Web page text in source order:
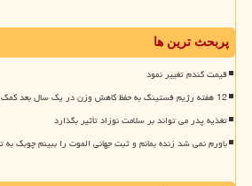
پربحث ترین ها
قیمت گندم تغییر نمود
12 هفته رژیم فستینگ به حفظ کاهش وزن در یک سال بعد کمک نماید
تغذیه پدر می تواند بر سلامت نوزاد تأثیر بگذارد
باورم نمی شد زنده بمانم و ثبت جهانی الموت را ببینم چوبک به